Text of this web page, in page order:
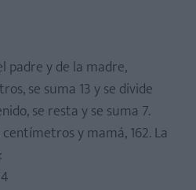
padre y de la madre,
se suma 13 y se divide
se resta y se suma 7.
y mamá, 162. La